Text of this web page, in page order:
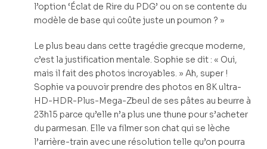
l’option ‘Éclat de Rire du PDG’ ou on se contente du
modèle de base qui coûte juste un poumon ? »
Le plus beau dans cette tragédie grecque moderne,
c’est la justification mentale. Sophie se dit : « Oui,
mais il fait des photos incroyables. » Ah, super !
Sophie va pouvoir prendre des photos en 8K ultra-
HD-HDR-Plus-Mega-Zbeul de ses pâtes au beurre à
23h15 parce qu’elle n’a plus une thune pour s’acheter
du parmesan. Elle va filmer son chat qui se lèche
l’arrière-train avec une résolution telle qu’on pourra